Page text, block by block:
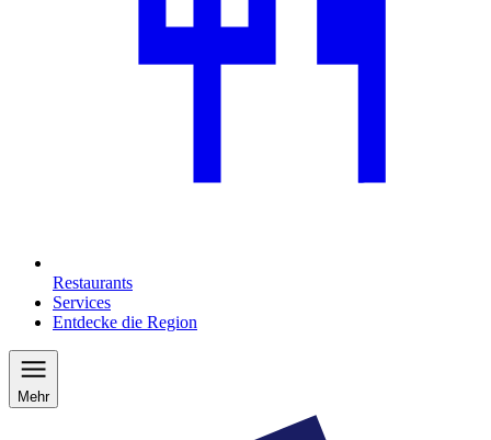
Restaurants
Services
Entdecke die Region
Mehr